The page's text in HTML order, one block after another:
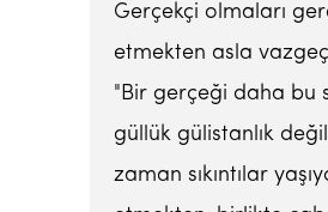
Gerçekçi olmaları
etmekten asla
"Bir gerçeği daha bu
güllük gülistanlık
zaman sıkıntılar